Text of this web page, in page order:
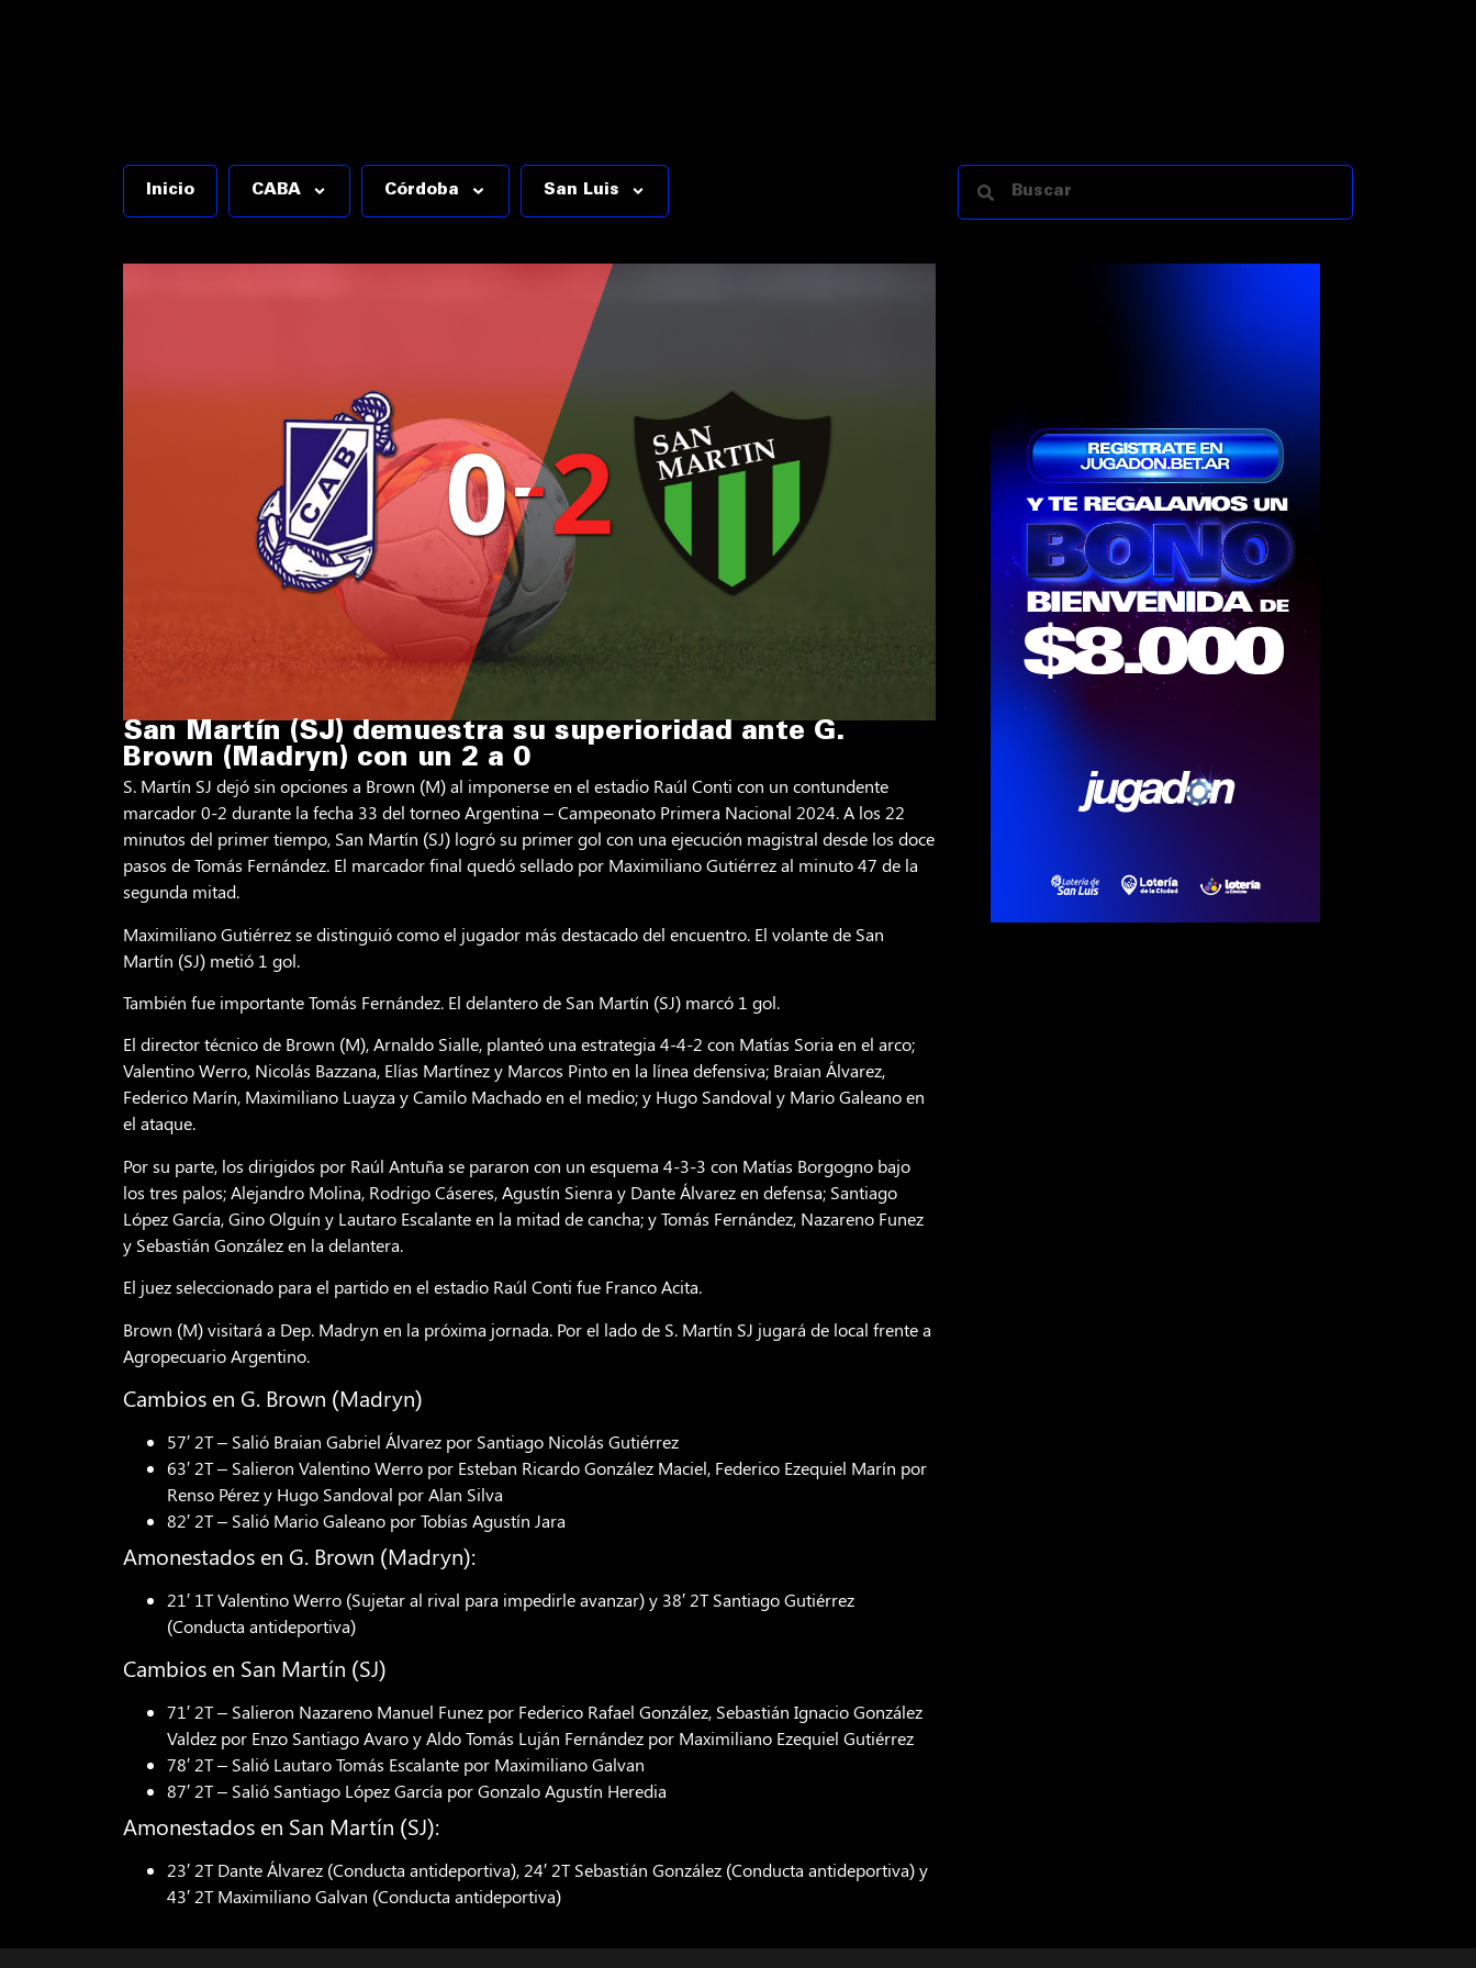
Inicio CABA Córdoba San Luis
San Martín (SJ) demuestra su superioridad ante G.
Brown (Madryn) con un 2 a 0
S. Martín SJ dejó sin opciones a Brown (M) al imponerse en el estadio Raúl Conti con un contundente
marcador 0-2 durante la fecha 33 del torneo Argentina – Campeonato Primera Nacional 2024. A los 22
minutos del primer tiempo, San Martín (SJ) logró su primer gol con una ejecución magistral desde los doce
pasos de Tomás Fernández. El marcador final quedó sellado por Maximiliano Gutiérrez al minuto 47 de la
segunda mitad.
Maximiliano Gutiérrez se distinguió como el jugador más destacado del encuentro. El volante de San
Martín (SJ) metió 1 gol.
También fue importante Tomás Fernández. El delantero de San Martín (SJ) marcó 1 gol.
El director técnico de Brown (M), Arnaldo Sialle, planteó una estrategia 4-4-2 con Matías Soria en el arco;
Valentino Werro, Nicolás Bazzana, Elías Martínez y Marcos Pinto en la línea defensiva; Braian Álvarez,
Federico Marín, Maximiliano Luayza y Camilo Machado en el medio; y Hugo Sandoval y Mario Galeano en
el ataque.
Por su parte, los dirigidos por Raúl Antuña se pararon con un esquema 4-3-3 con Matías Borgogno bajo
los tres palos; Alejandro Molina, Rodrigo Cáseres, Agustín Sienra y Dante Álvarez en defensa; Santiago
López García, Gino Olguín y Lautaro Escalante en la mitad de cancha; y Tomás Fernández, Nazareno Funez
y Sebastián González en la delantera.
El juez seleccionado para el partido en el estadio Raúl Conti fue Franco Acita.
Brown (M) visitará a Dep. Madryn en la próxima jornada. Por el lado de S. Martín SJ jugará de local frente a
Agropecuario Argentino.
Cambios en G. Brown (Madryn)
57′ 2T – Salió Braian Gabriel Álvarez por Santiago Nicolás Gutiérrez
63′ 2T – Salieron Valentino Werro por Esteban Ricardo González Maciel, Federico Ezequiel Marín por
Renso Pérez y Hugo Sandoval por Alan Silva
82′ 2T – Salió Mario Galeano por Tobías Agustín Jara
Amonestados en G. Brown (Madryn):
21′ 1T Valentino Werro (Sujetar al rival para impedirle avanzar) y 38′ 2T Santiago Gutiérrez
(Conducta antideportiva)
Cambios en San Martín (SJ)
71′ 2T – Salieron Nazareno Manuel Funez por Federico Rafael González, Sebastián Ignacio González
Valdez por Enzo Santiago Avaro y Aldo Tomás Luján Fernández por Maximiliano Ezequiel Gutiérrez
78′ 2T – Salió Lautaro Tomás Escalante por Maximiliano Galvan
87′ 2T – Salió Santiago López García por Gonzalo Agustín Heredia
Amonestados en San Martín (SJ):
23′ 2T Dante Álvarez (Conducta antideportiva), 24′ 2T Sebastián González (Conducta antideportiva) y
43′ 2T Maximiliano Galvan (Conducta antideportiva)